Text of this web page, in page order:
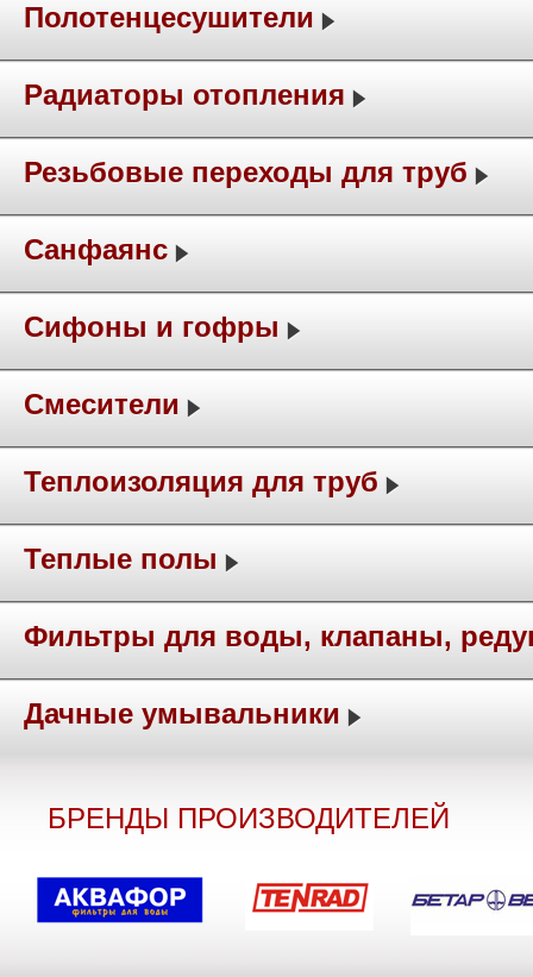
Полотенцесушители
Радиаторы отопления
Резьбовые переходы для труб
Санфаянс
Сифоны и гофры
Смесители
Теплоизоляция для труб
Теплые полы
Фильтры для воды, клапаны,
Дачные умывальники
БРЕНДЫ ПРОИЗВОДИТЕЛЕЙ